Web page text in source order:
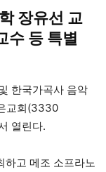
장유선 교
수 등 특별
한국가곡사 음악
교회(3330
열린다.
하고 메조 소프라노